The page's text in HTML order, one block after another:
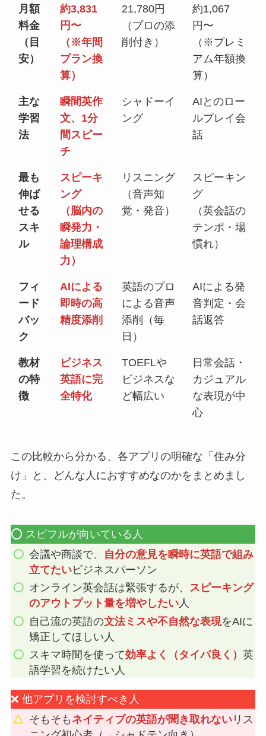
月額
料金
（目
安）
約3,831
円〜
（※年間
プラン換
算）
21,780円
（プロの添
削付き）
約1,067
円〜
（※プレミ
アム年額換
算）
主な
学習
法
瞬間英作
文、1分
間スピー
チ
シャドーイ
ング
AIとのロー
ルプレイ会
話
最も
伸ば
せる
スキ
ル
スピーキ
ング
（脳内の
瞬発力・
論理構成
力）
リスニング
（音声知
覚・発音）
スピーキン
グ
（英会話の
テンポ・場
慣れ）
フィ
ード
バッ
ク
AIによる
即時の高
精度添削
英語のプロ
による音声
添削（毎
日）
AIによる発
音判定・会
話返答
教材
の特
徴
ビジネス
英語に完
全特化
TOEFLや
ビジネスな
ど幅広い
日常会話・
カジュアル
な表現が中
心
この比較から分かる、各アプリの明確な「住み分
け」と、どんな人におすすめなのかをまとめまし
た。
⭕️ スピフルが向いている人
会議や商談で、 自分の意見を瞬時に英語で組み
立てたいビジネスパーソン
オンライン英会話は緊張するが、 スピーキング
のアウトプット量を増やしたい人
自己流の英語の文法ミスや不自然な表現をAIに
矯正してほしい人
スキマ時間を使って効率よく（タイパ良く）英
語学習を続けたい人
❌ 他アプリを検討すべき人
そもそも ネイティブの英語が聞き取れない リス